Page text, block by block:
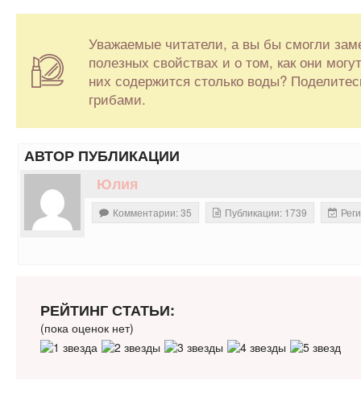
Уважаемые читатели, а вы бы смогли
полезных свойствах и о том, как они
них содержится столько воды?
грибами.
АВТОР ПУБЛИКАЦИИ
Юлия
Комментарии: 35 Публикации: 1739
РЕЙТИНГ СТАТЬИ:
(пока оценок нет)